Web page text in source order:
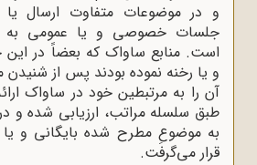
و در موضوعات متفاوت ارسال یا
جلسات خصوصی و یا عمومی به
است. منابع ساواک که بعضاً در
و یا رخنه نموده بودند پس از
آن را به مرتبطین خود در ساواک
طبق سلسله مراتب، ارزیابی شده و در
به موضوعِ مطرح شده بایگانی و
قرار می‌گرفت.